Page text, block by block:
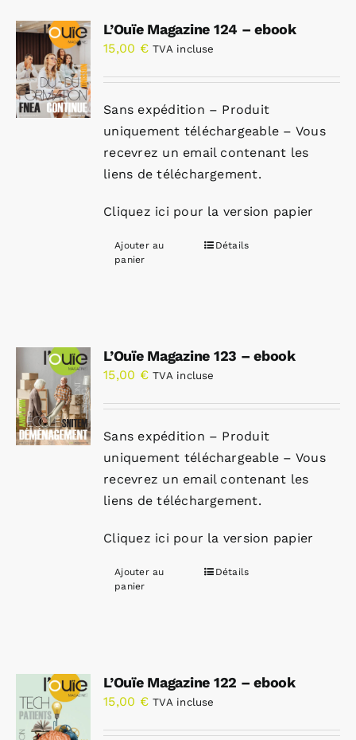
L’Ouïe Magazine 124 – ebook
15,00 € TVA incluse
Sans expédition – Produit
uniquement téléchargeable – Vous
recevrez un email contenant les
liens de téléchargement.
Cliquez ici pour la version papier
Ajouter au
panier
Détails
L’Ouïe Magazine 123 – ebook
15,00 € TVA incluse
Sans expédition – Produit
uniquement téléchargeable – Vous
recevrez un email contenant les
liens de téléchargement.
Cliquez ici pour la version papier
Ajouter au
panier
Détails
L’Ouïe Magazine 122 – ebook
15,00 € TVA incluse